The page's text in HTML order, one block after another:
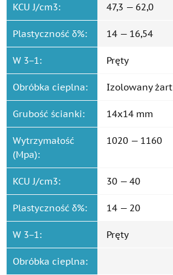
KCU J/cm3: 47,3 — 62,0
Plastyczność δ%: 14 — 16,54
W 3−1: Pręty
Obróbka cieplna: Izolowany żart
Grubość ścianki: 14x14 mm
Wytrzymałość
(Mpa):
1020 — 1160
KCU J/cm3: 30 — 40
Plastyczność δ%: 14 — 20
W 3−1: Pręty
Obróbka cieplna: